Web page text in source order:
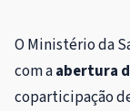
O Ministério da
com aabertura
coparticipação